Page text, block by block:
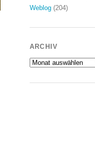
Weblog(204)
ARCHIV
Archiv